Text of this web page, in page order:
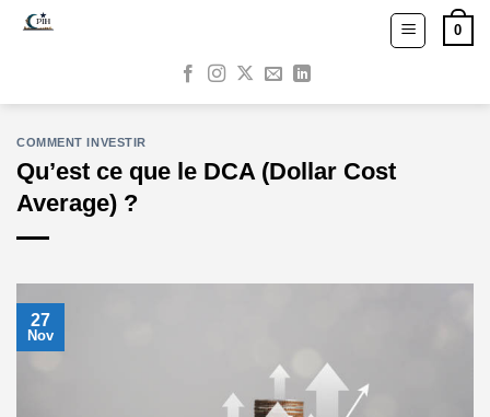
0
COMMENT INVESTIR
Qu’est ce que le DCA (Dollar Cost
Average) ?
27
Nov